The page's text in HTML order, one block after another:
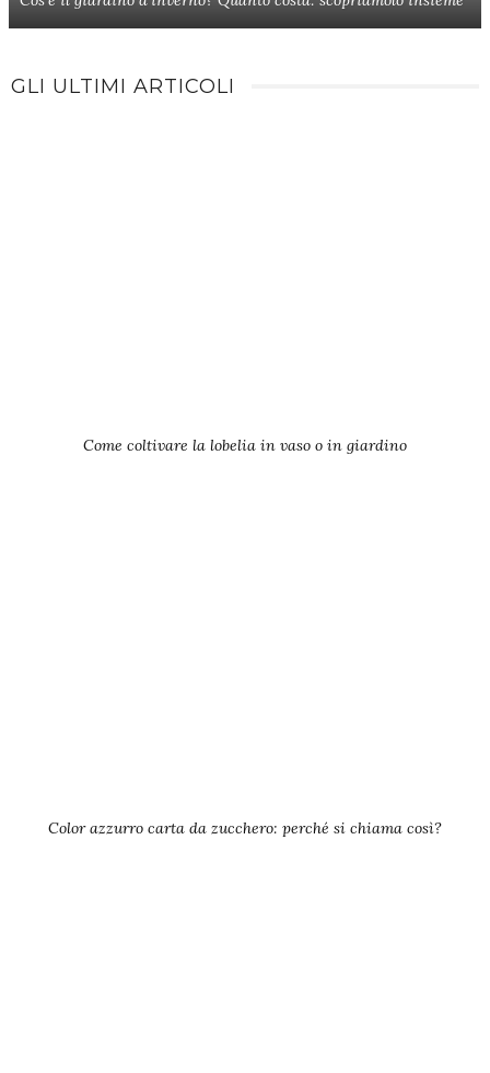
GLI ULTIMI ARTICOLI
Come coltivare la lobelia in vaso o in giardino
Color azzurro carta da zucchero: perché si chiama così?